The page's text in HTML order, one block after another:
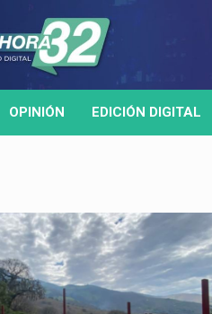
OPINIÓN EDICIÓN DIGITAL